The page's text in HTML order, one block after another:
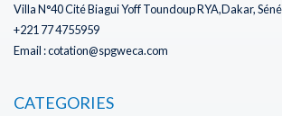
Villa N°40 Cité Biagui Yoff Toundoup RYA,Dakar,
+221 77 4755959
Email : cotation@spgweca.com
CATEGORIES